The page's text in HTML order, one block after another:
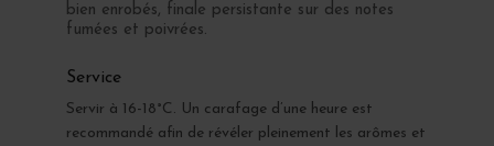
bien enrobés, finale persistante sur des notes
fumées et poivrées.
Service
Servir à 16-18°C. Un carafage d’une heure est
recommandé afin de révéler pleinement les arômes et